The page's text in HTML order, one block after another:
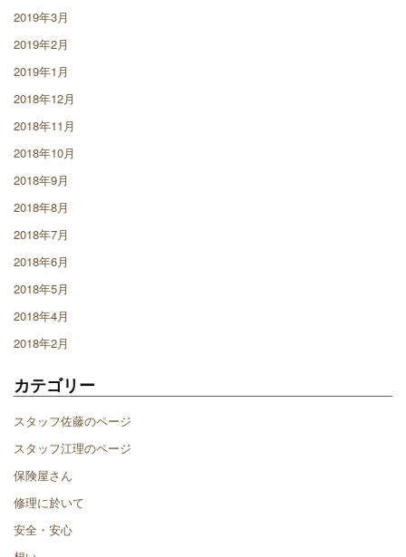
2019年3月
2019年2月
2019年1月
2018年12月
2018年11月
2018年10月
2018年9月
2018年8月
2018年7月
2018年6月
2018年5月
2018年4月
2018年2月
カテゴリー
スタッフ佐藤のページ
スタッフ江理のページ
保険屋さん
修理に於いて
安全・安心